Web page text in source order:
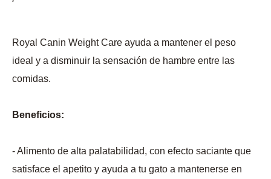
Royal Canin Weight Care ayuda a mantener el peso
ideal y a disminuir la sensación de hambre entre las
comidas.
Beneficios:
- Alimento de alta palatabilidad, con efecto saciante que
satisface el apetito y ayuda a tu gato a mantenerse en